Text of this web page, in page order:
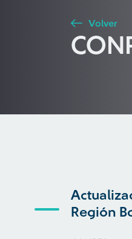
Volver
Región